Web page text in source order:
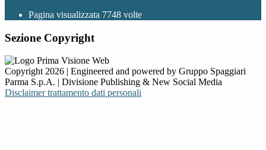
Pagina visualizzata 7748 volte
Sezione Copyright
Copyright 2026 | Engineered and powered by Gruppo Spaggiari
Parma S.p.A. | Divisione Publishing & New Social Media
Disclaimer trattamento dati personali